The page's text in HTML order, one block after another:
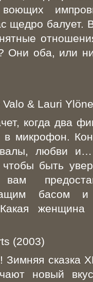
щедро балует.
Они оба, или
& Lauri
когда два
микрофон.
любви
быть
басом и
(2003)
Зимняя сказка
новый